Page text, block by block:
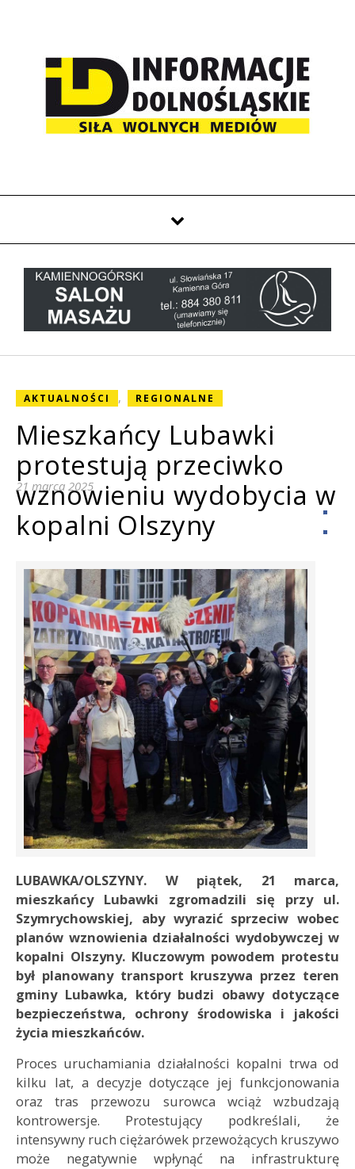
AKTUALNOŚCI , REGIONALNE
Mieszkańcy Lubawki
protestują przeciwko
wznowieniu wydobycia w
kopalni Olszyny
21 marca 2025
LUBAWKA/OLSZYNY. W piątek, 21 marca,
mieszkańcy Lubawki zgromadzili się przy ul.
Szymrychowskiej, aby wyrazić sprzeciw wobec
planów wznowienia działalności wydobywczej w
kopalni Olszyny. Kluczowym powodem protestu
był planowany transport kruszywa przez teren
gminy Lubawka, który budzi obawy dotyczące
bezpieczeństwa, ochrony środowiska i jakości
życia mieszkańców.
Proces uruchamiania działalności kopalni trwa od
kilku lat, a decyzje dotyczące jej funkcjonowania
oraz tras przewozu surowca wciąż wzbudzają
kontrowersje. Protestujący podkreślali, że
intensywny ruch ciężarówek przewożących kruszywo
może negatywnie wpłynąć na infrastrukturę